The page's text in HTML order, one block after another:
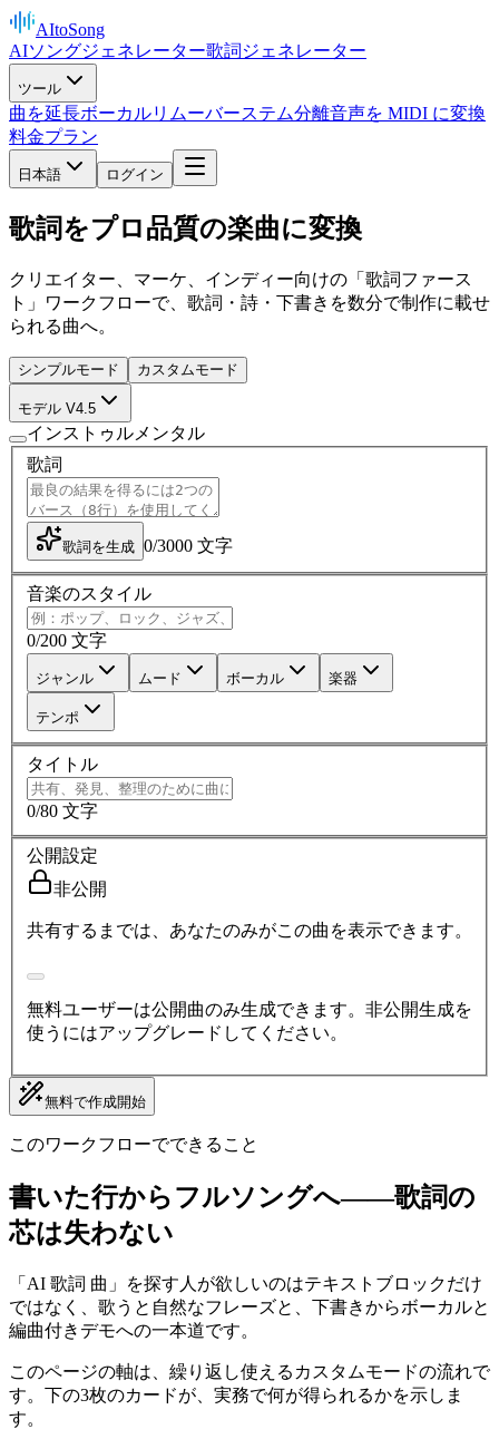
AItoSong
AIソングジェネレーター歌詞ジェネレーター
ツール
曲を延長ボーカルリムーバーステム分離音声を MIDI に変換
料金プラン
日本語 ログイン
歌詞をプロ品質の楽曲に変換
クリエイター、マーケ、インディー向けの「歌詞ファース
ト」ワークフローで、歌詞・詩・下書きを数分で制作に載せ
られる曲へ。
シンプルモード カスタムモード
モデル V4.5
インストゥルメンタル
歌詞
歌詞を生成 0/3000 文字
音楽のスタイル
0/200 文字
ジャンル ムード ボーカル 楽器
テンポ
タイトル
0/80 文字
公開設定
非公開
共有するまでは、あなたのみがこの曲を表示できます。
無料ユーザーは公開曲のみ生成できます。非公開生成を
使うにはアップグレードしてください。
無料で作成開始
このワークフローでできること
書いた行からフルソングへ——歌詞の
芯は失わない
「AI 歌詞 曲」を探す人が欲しいのはテキストブロックだけ
ではなく、歌うと自然なフレーズと、下書きからボーカルと
編曲付きデモへの一本道です。
このページの軸は、繰り返し使えるカスタムモードの流れで
す。下の3枚のカードが、実務で何が得られるかを示しま
す。